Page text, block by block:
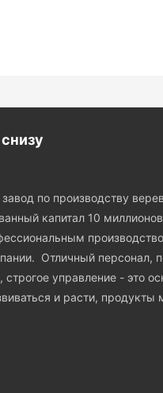
по производству
капитал 10
Отличный персонал,
строгое управление - это
и расти, продукты